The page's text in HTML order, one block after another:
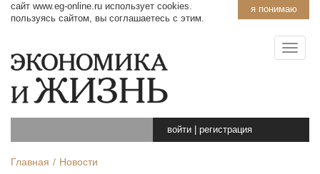
я понимаю
сайт www.eg-online.ru использует cookies.
пользуясь сайтом, вы соглашаетесь с этим.
войти регистрация
Главная Новости